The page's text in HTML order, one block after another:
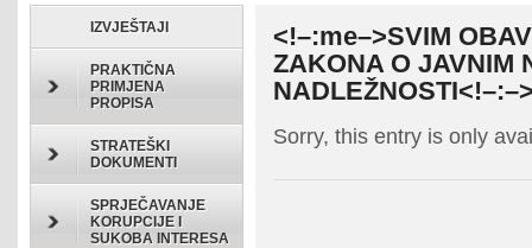
ACTIVITIES/ANNOUNCEMENTS
IZVJEŠTAJI
PRAKTIČNA
PRIMJENA
PROPISA
STRATEŠKI
DOKUMENTI
SPRJEČAVANJE
KORUPCIJE I
SUKOBA INTERESA
<!–:me–>SVIM
ZAKONA O JAVNIM
Sorry, this entry is only